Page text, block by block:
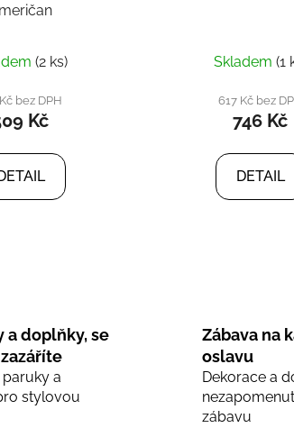
(2 ks)
bez DPH
Kč
Skladem (1
617 Kč bez
746 Kč
DETAIL
d
í
p
a doplňky, se
a
stylovou
Zábava na
oslavu
Dekorace a
zábavu